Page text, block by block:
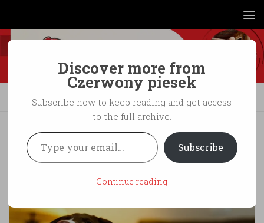
SZCZĘŚCIE WYCHOWANIE
Lista pięciu pomysłów na marzenia
psiarza w 2021 roku.
Discover more from
Czerwony piesek
Subscribe now to keep reading and get access
to the full archive.
Type your email…
Subscribe
Continue reading